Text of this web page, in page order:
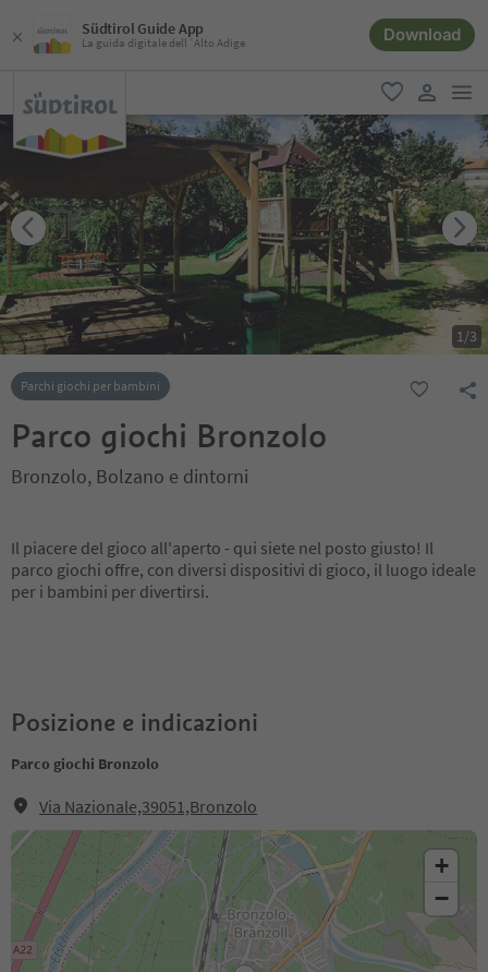
Südtirol Guide App
La guida digitale dell´Alto Adige Download
favoriti
user link
1/3
Parchi giochi per bambini
Parco giochi Bronzolo
Bronzolo, Bolzano e dintorni
Il piacere del gioco all'aperto - qui siete nel posto giusto! Il
parco giochi offre, con diversi dispositivi di gioco, il luogo ideale
per i bambini per divertirsi.
Posizione e indicazioni
Parco giochi Bronzolo
Via Nazionale,39051,Bronzolo
+
−